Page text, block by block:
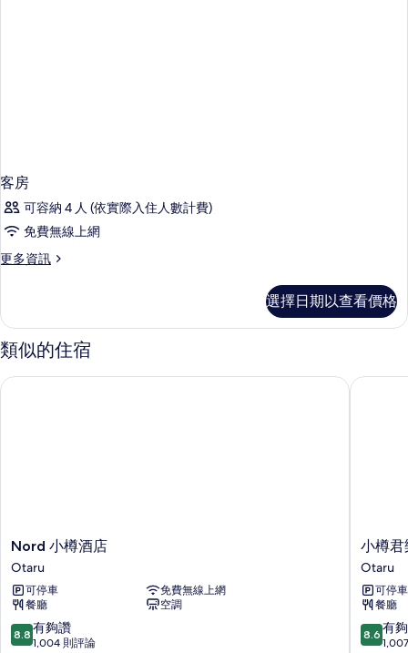
客房
可容納 4 人 (依實際入住人數計費)
免費無線上網
更多資訊
更
的
詳
情
選擇日期以查看價格
類似的住宿
Nord
小
樽
酒
店
Otaru
Nord 小樽酒店
Otaru
可停車
免費無線上網
餐廳
空調
8.8
分，
8.8 有夠讚
1,004 則評論
Nord 小樽酒店
小
樽
君
樂
飯
店
Otaru
小樽君
Otaru
可停車
餐廳
8.6
分，
8.6 有
小樽君